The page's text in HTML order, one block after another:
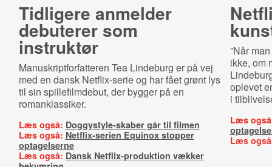
Tidligere anmelder
debuterer som
instruktør
Manuskriptforfatteren Tea Lindeburg er på vej
med en dansk Netflix-serie og har fået grønt lys
til sin spillefilmdebut, der bygger på en
romanklassiker.
Læs også: Doggystyle-skaber går til filmen
Læs også: Netflix-serien Equinox stopper
optagelserne
Læs også: Dansk Netflix-produktion vækker
”Når
ikke, om
oplevet
i
Læs
Læs